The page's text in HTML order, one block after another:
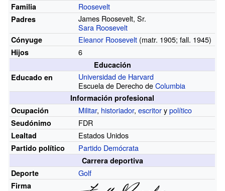
Familia
Roosevelt
Padres
James Roosevelt, Sr.
Sara Roosevelt
Cónyuge Eleanor Roosevelt (matr. 1905; fall. 1945)
Hijos 6
Educación
Educado en
Universidad de Harvard
Escuela de Derecho deColumbia
Información profesional
Ocupación
Militar, historiador,escritorypolítico
Seudónimo FDR
Lealtad Estados Unidos
Partido político Partido Demócrata
Carrera deportiva
Deporte
Golf
Firma